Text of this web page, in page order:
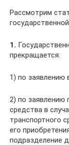
Рассмотрим
1.
прекращается:
1) по заявлению
2) по заявлению
средства в
транспортного
его
подразделение